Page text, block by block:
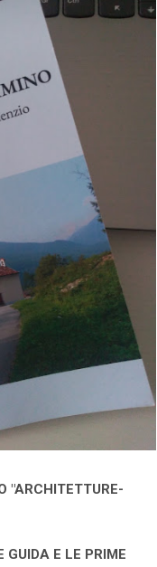
"ARCHITETTURE-
GUIDA E LE PRIME